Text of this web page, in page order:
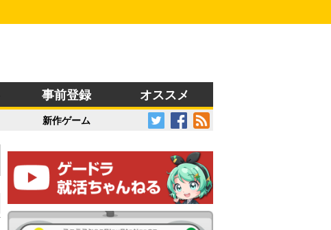
事前登録 オススメ
新作ゲーム